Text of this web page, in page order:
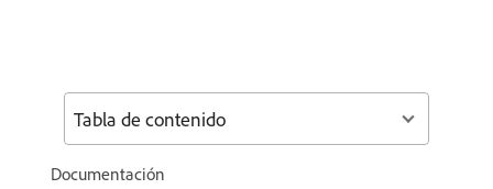
Documentación
Tabla de contenido